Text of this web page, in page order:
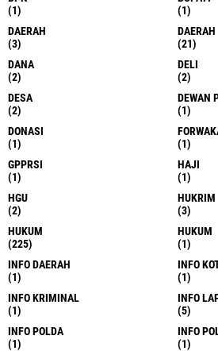
(1)
(1)
DAERAH
(3)
DAERAH
(21)
DANA
(2)
DELI
(2)
DESA
(2)
DEWAN
(1)
DONASI
(1)
(1)
GPPRSI
(1)
HAJI
(1)
HGU
(2)
HUKRIM
(3)
HUKUM
(225)
HUKUM
(1)
INFO DAERAH
(1)
INFO
(1)
INFO KRIMINAL
(1)
INFO
(5)
INFO POLDA
(1)
INFO
(1)